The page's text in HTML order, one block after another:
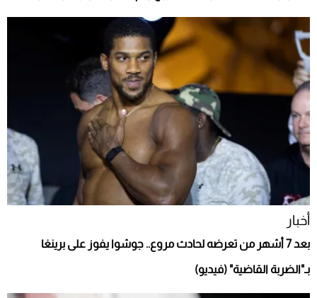
أخبار
بعد 7 أشهر من تعرضه لحادث مروع.. جوشوا يفوز على برينغا
بـ"الضربة القاضية" (فيديو)